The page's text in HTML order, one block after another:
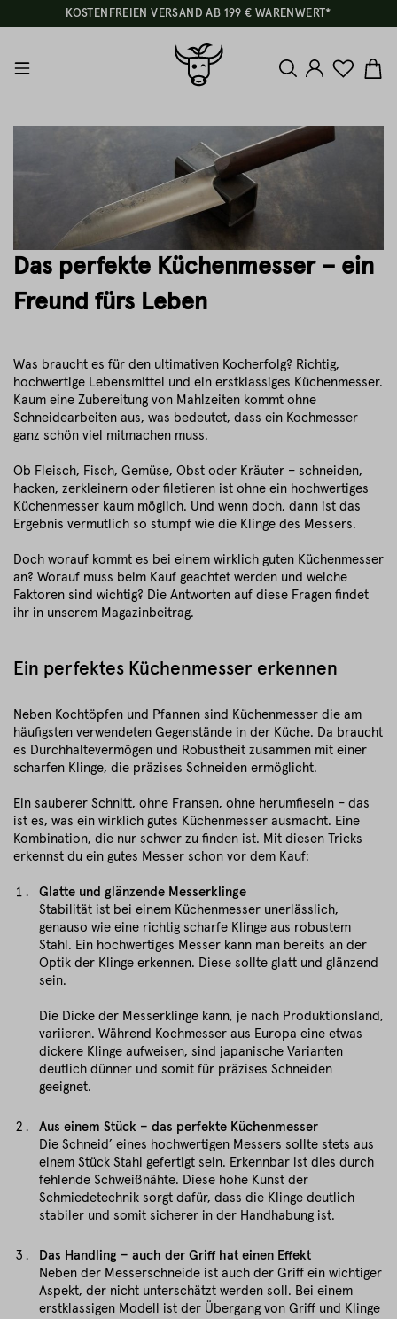
KOSTENFREIEN VERSAND AB 199 € WARENWERT*
Das perfekte Küchenmesser – ein
Freund fürs Leben
Was braucht es für den ultimativen Kocherfolg? Richtig,
hochwertige Lebensmittel und ein erstklassiges Küchenmesser.
Kaum eine Zubereitung von Mahlzeiten kommt ohne
Schneidearbeiten aus, was bedeutet, dass ein Kochmesser
ganz schön viel mitmachen muss.
Ob Fleisch, Fisch, Gemüse, Obst oder Kräuter – schneiden,
hacken, zerkleinern oder filetieren ist ohne ein hochwertiges
Küchenmesser kaum möglich. Und wenn doch, dann ist das
Ergebnis vermutlich so stumpf wie die Klinge des Messers.
Doch worauf kommt es bei einem wirklich guten Küchenmesser
an? Worauf muss beim Kauf geachtet werden und welche
Faktoren sind wichtig? Die Antworten auf diese Fragen findet
ihr in unserem Magazinbeitrag.
Ein perfektes Küchenmesser erkennen
Neben Kochtöpfen und Pfannen sind Küchenmesser die am
häufigsten verwendeten Gegenstände in der Küche. Da braucht
es Durchhaltevermögen und Robustheit zusammen mit einer
scharfen Klinge, die präzises Schneiden ermöglicht.
Ein sauberer Schnitt, ohne Fransen, ohne herumfieseln – das
ist es, was ein wirklich gutes Küchenmesser ausmacht. Eine
Kombination, die nur schwer zu finden ist. Mit diesen Tricks
erkennst du ein gutes Messer schon vor dem Kauf:
Glatte und glänzende Messerklinge
Stabilität ist bei einem Küchenmesser unerlässlich,
genauso wie eine richtig scharfe Klinge aus robustem
Stahl. Ein hochwertiges Messer kann man bereits an der
Optik der Klinge erkennen. Diese sollte glatt und glänzend
sein.
Die Dicke der Messerklinge kann, je nach Produktionsland,
variieren. Während Kochmesser aus Europa eine etwas
dickere Klinge aufweisen, sind japanische Varianten
deutlich dünner und somit für präzises Schneiden
geeignet.
Aus einem Stück – das perfekte Küchenmesser
Die Schneid’ eines hochwertigen Messers sollte stets aus
einem Stück Stahl gefertigt sein. Erkennbar ist dies durch
fehlende Schweißnähte. Diese hohe Kunst der
Schmiedetechnik sorgt dafür, dass die Klinge deutlich
stabiler und somit sicherer in der Handhabung ist.
Das Handling – auch der Griff hat einen Effekt
Neben der Messerschneide ist auch der Griff ein wichtiger
Aspekt, der nicht unterschätzt werden soll. Bei einem
erstklassigen Modell ist der Übergang von Griff und Klinge